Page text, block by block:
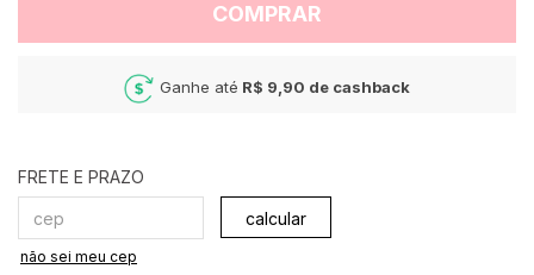
COMPRAR
Ganhe até R$ 9,90 de cashback
calcular
não sei meu cep